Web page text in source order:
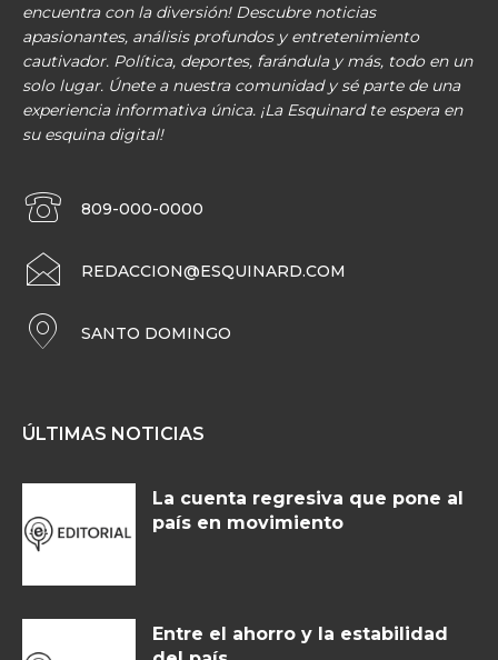
encuentra con la diversión! Descubre noticias
apasionantes, análisis profundos y entretenimiento
cautivador. Política, deportes, farándula y más, todo en un
solo lugar. Únete a nuestra comunidad y sé parte de una
experiencia informativa única. ¡La Esquinard te espera en
su esquina digital!
809-000-0000
REDACCION@ESQUINARD.COM
SANTO DOMINGO
ÚLTIMAS NOTICIAS
La cuenta regresiva que pone al
país en movimiento
Entre el ahorro y la estabilidad